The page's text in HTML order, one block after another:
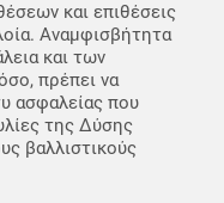
και επιθέσεις
Αναμφισβήτητα
και των
πρέπει να
ασφαλείας που
της Δύσης
βαλλιστικούς